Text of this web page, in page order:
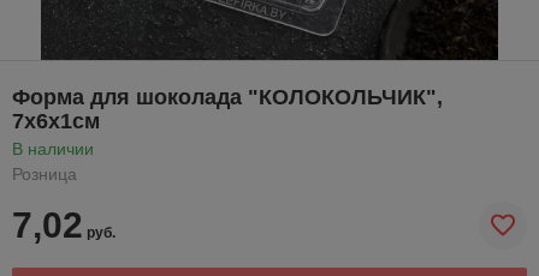
Форма для шоколада "КОЛОКОЛЬЧИК",
7х6х1см
В наличии
Розница
7,02 руб.